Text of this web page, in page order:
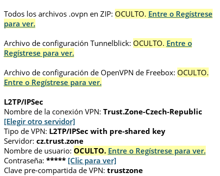
Todos los archivos .ovpn en ZIP: OCULTO. Entre o Regístrese
para ver.
Archivo de configuración Tunnelblick: OCULTO. Entre o
Regístrese para ver.
Archivo de configuración de OpenVPN de Freebox: OCULTO.
Entre o Regístrese para ver.
L2TP/IPSec
Nombre de la conexión VPN: Trust.Zone-Czech-Republic
[Elegir otro servidor]
Tipo de VPN: L2TP/IPSec with pre-shared key
Servidor: cz.trust.zone
Nombre de usuario: OCULTO. Entre o Regístrese para ver.
Contraseña: ***** [Clic para ver]
Clave pre-compartida de VPN: trustzone